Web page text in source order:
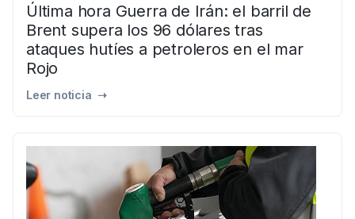
Última hora Guerra de Irán: el barril de
Brent supera los 96 dólares tras
ataques hutíes a petroleros en el mar
Rojo
Leer noticia ➝